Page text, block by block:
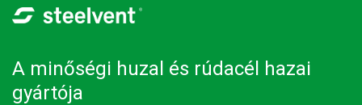
A minőségi huzal és rúdacél hazai
gyártója